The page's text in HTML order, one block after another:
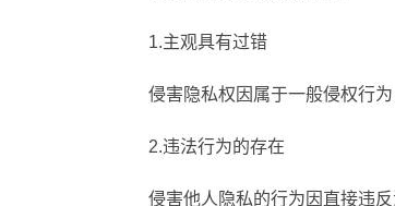
1.主观具有过错
侵害隐私权因属于一般侵权行
2.违法行为的存在
侵害他人隐私的行为因直接违